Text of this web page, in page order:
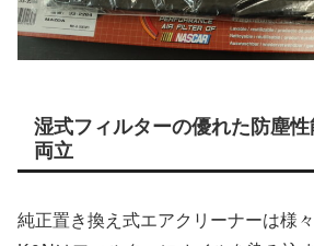
湿式フィルターの優れた防塵
両立
純正置き換え式エアクリーナーは様